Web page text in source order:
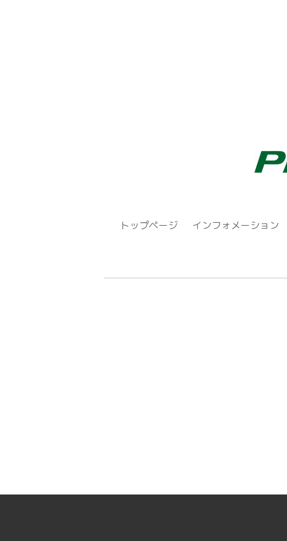
トップページ インフォメーション